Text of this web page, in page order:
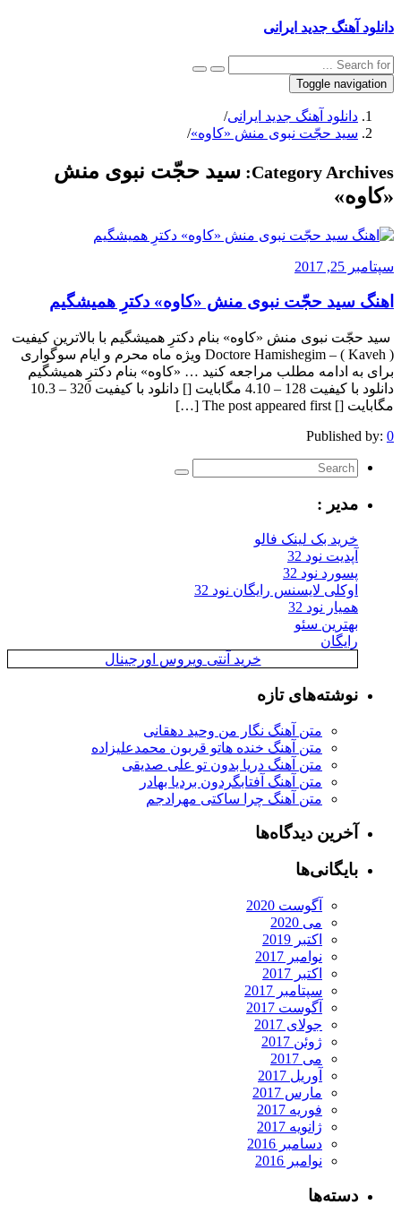
دانلود آهنگ جدید ایرانی
Toggle navigation
دانلود آهنگ جدید ایرانی/
سید حجّت نبوی منش «کاوه»/
Category Archives: سید حجّت نبوی منش
«کاوه»
سپتامبر 25, 2017
اهنگ سید حجّت نبوی منش «کاوه» دکترِ همیشگیم
‎ سید حجّت نبوی منش «کاوه» بنام دکترِ همیشگیم با بالاترین کیفیت
( Kaveh ) – Doctore Hamishegim ویژه ماه محرم و ایام سوگواری
برای به ادامه مطلب مراجعه کنید … «کاوه» بنام دکترِ همیشگیم
دانلود با کیفیت 128 – 4.10 مگابایت [] دانلود با کیفیت 320 – 10.3
مگابایت [] The post appeared first […]
Published by: 0
مدیر :
خرید بک لینک فالو
آپدیت نود 32
پسورد نود 32
اوکلی لایسنس رایگان نود 32
همیار نود 32
بهترین سئو
رایگان
خرید آنتی ویروس اورجینال
نوشته‌های تازه
متن آهنگ نگار من وحید دهقانی
متن آهنگ خنده هاتو قربون محمدعلیزاده
متن آهنگ دریا بدون تو علی صدیقی
متن آهنگ آفتابگردون بردیا بهادر
متن آهنگ چرا ساکتی مهرادجم
آخرین دیدگاه‌ها
بایگانی‌ها
آگوست 2020
می 2020
اکتبر 2019
نوامبر 2017
اکتبر 2017
سپتامبر 2017
آگوست 2017
جولای 2017
ژوئن 2017
می 2017
آوریل 2017
مارس 2017
فوریه 2017
ژانویه 2017
دسامبر 2016
نوامبر 2016
دسته‌ها